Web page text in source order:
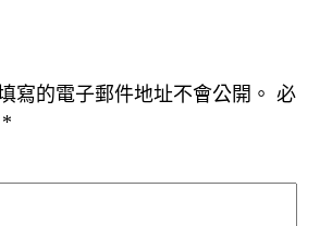
寫的電子郵件地址不會公開。 必
*